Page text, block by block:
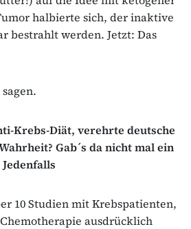
halbierte sich, der inaktive
bestrahlt werden. Jetzt: Das
Krebs-Diät, verehrte deutsche
Gab´s da nicht mal ein
10 Studien mit Krebspatienten,
ausdrücklich